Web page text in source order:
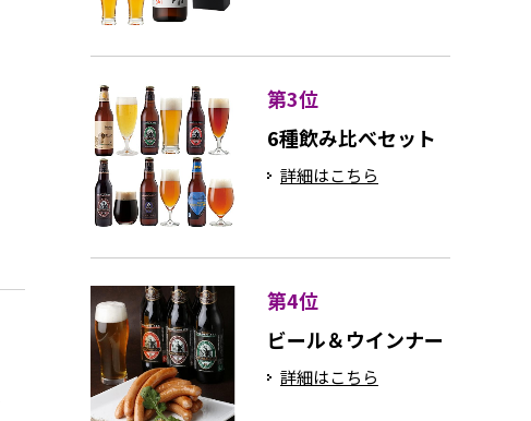
第3位
6種飲み比べセット
詳細はこちら
第4位
ビール＆ウインナー
詳細はこちら